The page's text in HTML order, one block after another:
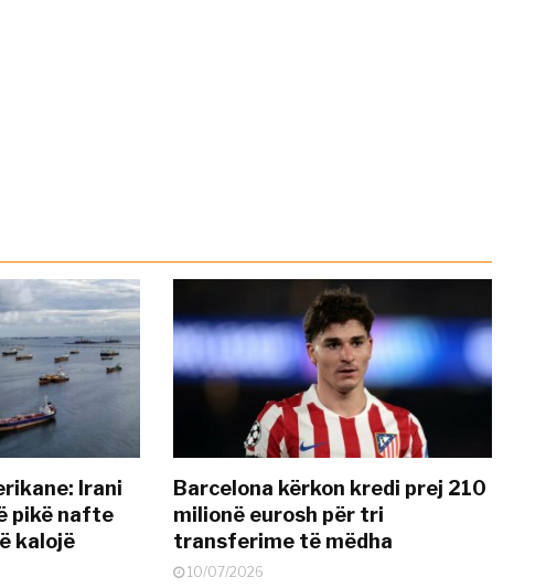
Irani
pikë nafte
kalojë
Barcelona kërkon kredi prej 210
milionë eurosh për tri
transferime të mëdha
10/07/2026